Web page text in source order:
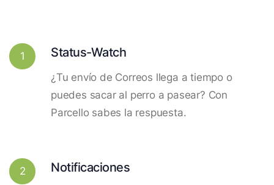
1 Status-Watch
¿Tu envío de Correos llega a tiempo o
puedes sacar al perro a pasear? Con
Parcello sabes la respuesta.
2 Notificaciones